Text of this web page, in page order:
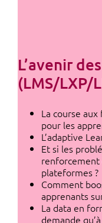
L’avenir
(LMS/LXP/
La course
pour les
L’adaptive
Et si les
renforcement
plateformes ?
Comment
apprenants
La data en
demande